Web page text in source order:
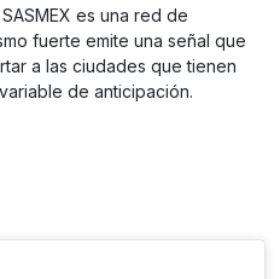
es una red de
fuerte emite una señal que
a las ciudades que tienen
de anticipación.